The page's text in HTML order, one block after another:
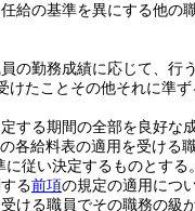
給の基準を異にする他の
の勤務成績に応じて、行
たことその他それに準
する期間の全部を良好な
各給料表の適用を受ける
従い決定するものとする。
る前項の規定の適用につ
ける職員でその職務の級